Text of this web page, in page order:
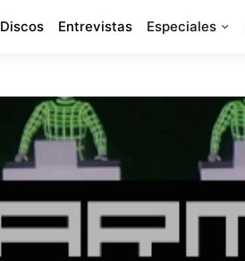
Discos Entrevistas Especiales